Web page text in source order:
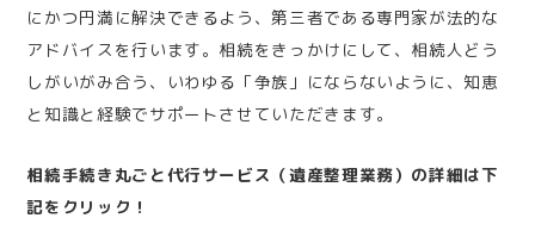
にかつ円満に解決できるよう、第三者である専門家が法的な
アドバイスを行います。相続をきっかけにして、相続人どう
しがいがみ合う、いわゆる「争族」にならないように、知恵
と知識と経験でサポートさせていただきます。
相続手続き丸ごと代行サービス（遺産整理業務）の詳細は下
記をクリック！